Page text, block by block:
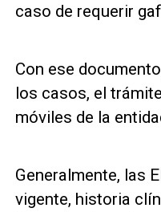
caso de requerir
Con ese
los casos, el
móviles de la
Generalmente, las
vigente, historia